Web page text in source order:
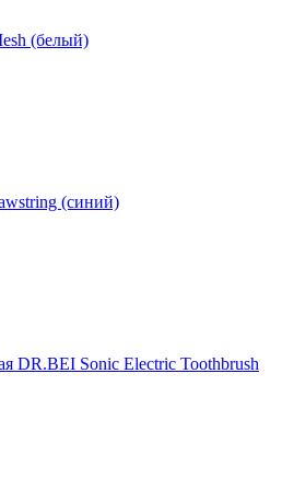
(белый)
(синий)
DR.BEI Sonic Electric Toothbrush